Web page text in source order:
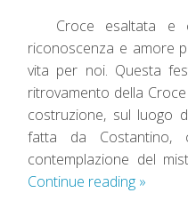
Croce esaltata e
riconoscenza e amore
vita per noi. Questa
ritrovamento della
costruzione, sul luogo
fatta da Costantino,
contemplazione del
Continue reading »